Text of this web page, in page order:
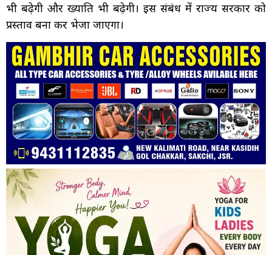
भी बढ़ेगी और ख्याति भी बढ़ेगी। इस संबंध में राज्य सरकार को
प्रस्ताव बना कर भेजा जाएगा।